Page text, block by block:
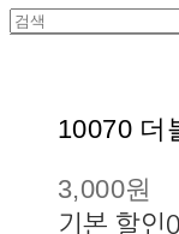
10070 더
3,000원
기본 할인